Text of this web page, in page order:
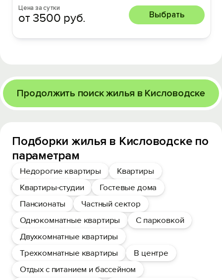
Цена за сутки
от 3500 руб. Выбрать
Продолжить поиск жилья в Кисловодске
Подборки жилья в Кисловодске по
параметрам
Недорогие квартиры
Квартиры
Квартиры-студии
Гостевые дома
Пансионаты
Частный сектор
Однокомнатные квартиры
С парковкой
Двухкомнатные квартиры
Трехкомнатные квартиры
В центре
Отдых с питанием и бассейном